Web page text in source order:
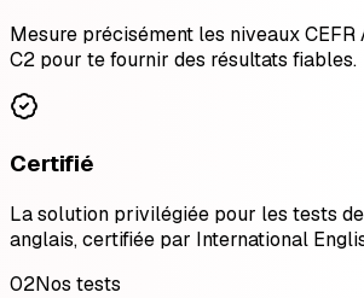
Mesure précisément les niveaux CEFR
C2 pour te fournir des résultats fiables.
Certifié
La solution privilégiée pour les tests
anglais, certifiée par International
02Nos tests